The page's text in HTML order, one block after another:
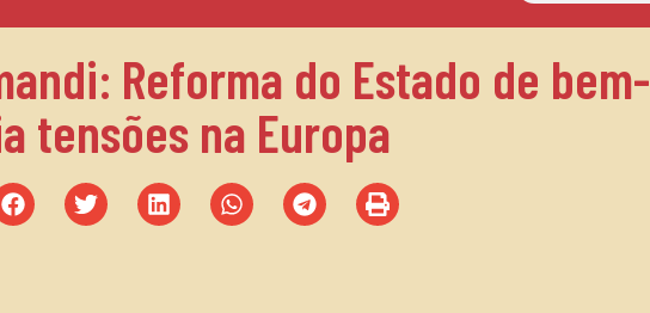
Reforma do Estado de bem-
tensões na Europa